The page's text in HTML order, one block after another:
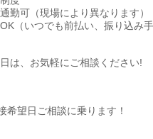
勤可（現場により異なります）
（いつでも前払い、振り込み
は、お気軽にご相談ください!
希望日ご相談に乗ります！